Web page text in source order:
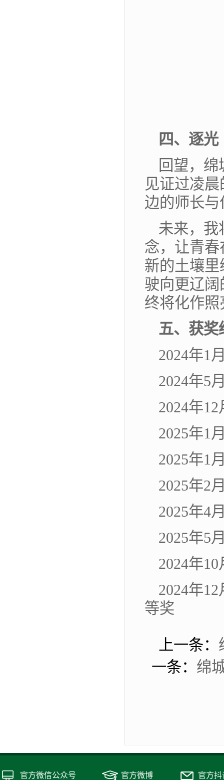
四、 逐光
回望，
见证过凌
边的师长与
未来，我
念，让青
新的土壤
驶向更辽
终将化作
五、获奖
2024年1
2024年5
2024年
2025年1
2025年1
2025年2
2025年4
2025年5
2024年
2024年
等奖
上一条：
一条： 绵
官方微信公众号 官方微博 官方抖